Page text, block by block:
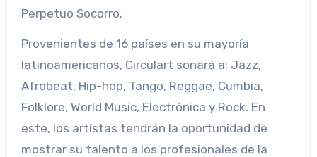
Perpetuo Socorro.
Provenientes de 16 países en su mayoría
latinoamericanos, Circulart sonará a: Jazz,
Afrobeat, Hip-hop, Tango, Reggae, Cumbia,
Folklore, World Music, Electrónica y Rock. En
este, los artistas tendrán la oportunidad de
mostrar su talento a los profesionales de la